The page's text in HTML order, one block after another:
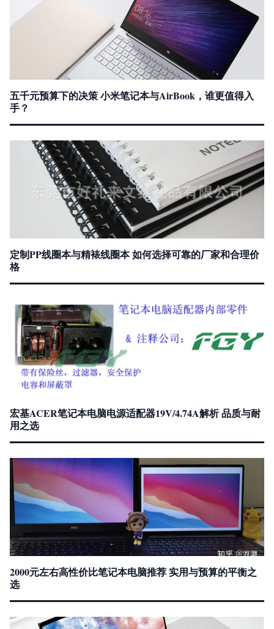
五千元预算下的决策 小米笔记本与AirBook，谁更值得入
手？
定制PP线圈本与精裱线圈本 如何选择可靠的厂家和合理价
格
宏基ACER笔记本电脑电源适配器19V/4.74A解析 品质与耐
用之选
2000元左右高性价比笔记本电脑推荐 实用与预算的平衡之
选